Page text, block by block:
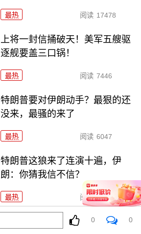
最热 阅读 17478
上将一封信捅破天！美军五艘驱
逐舰要盖三口锅！
最热 阅读 7446
特朗普要对伊朗动手？最狠的还
没来，最骚的来了
最热 阅读 6047
特朗普这狼来了连演十遍，伊
朗：你猜我信不信？
最热 阅读 5267
政治自杀！菲律宾防长，你这是
0 0